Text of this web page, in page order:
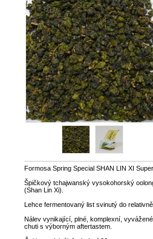
Formosa Spring Special SHAN LIN XI
Špičkový tchajwanský vysokohorský
(Shan Lin Xi).
Lehce fermentovaný list svinutý do
Nálev vynikající, plné, komplexní,
chuti s výborným aftertastem.